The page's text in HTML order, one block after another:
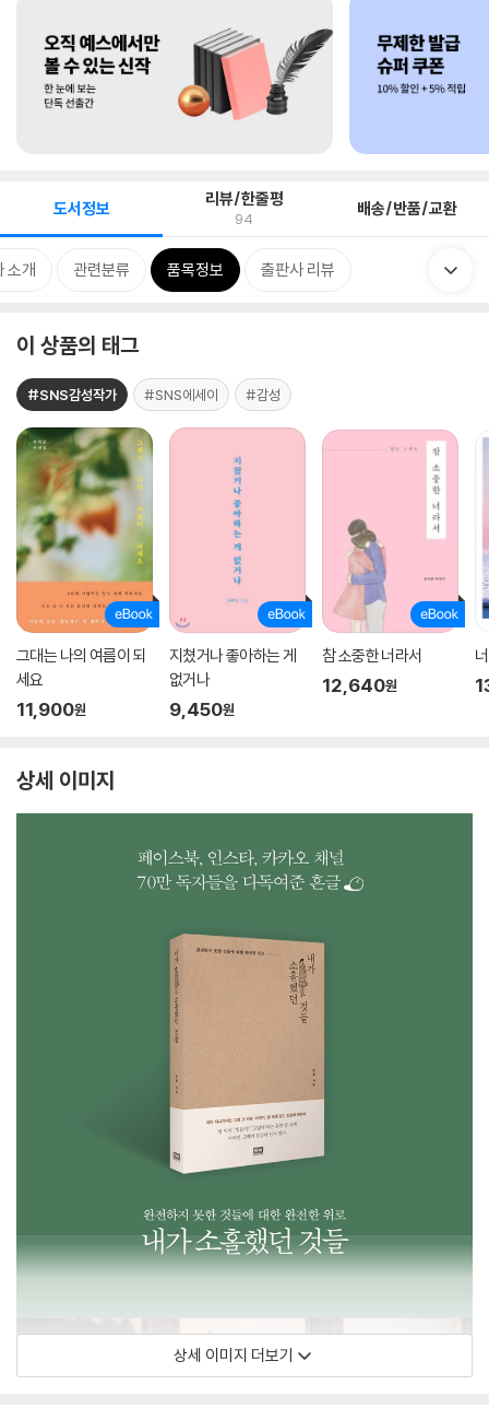
도서정보 리뷰/한줄평
94 배송/반품/교환
소개 관련분류 품목정보 출판사 리뷰
이 상품의 태그
#SNS감성작가 #SNS에세이 #감성
그대는 나의 여름이 되
세요
11,900원
지쳤거나 좋아하는 게
없거나
9,450원
참 소중한 너라서
12,640원
상세 이미지
상세 이미지 더보기